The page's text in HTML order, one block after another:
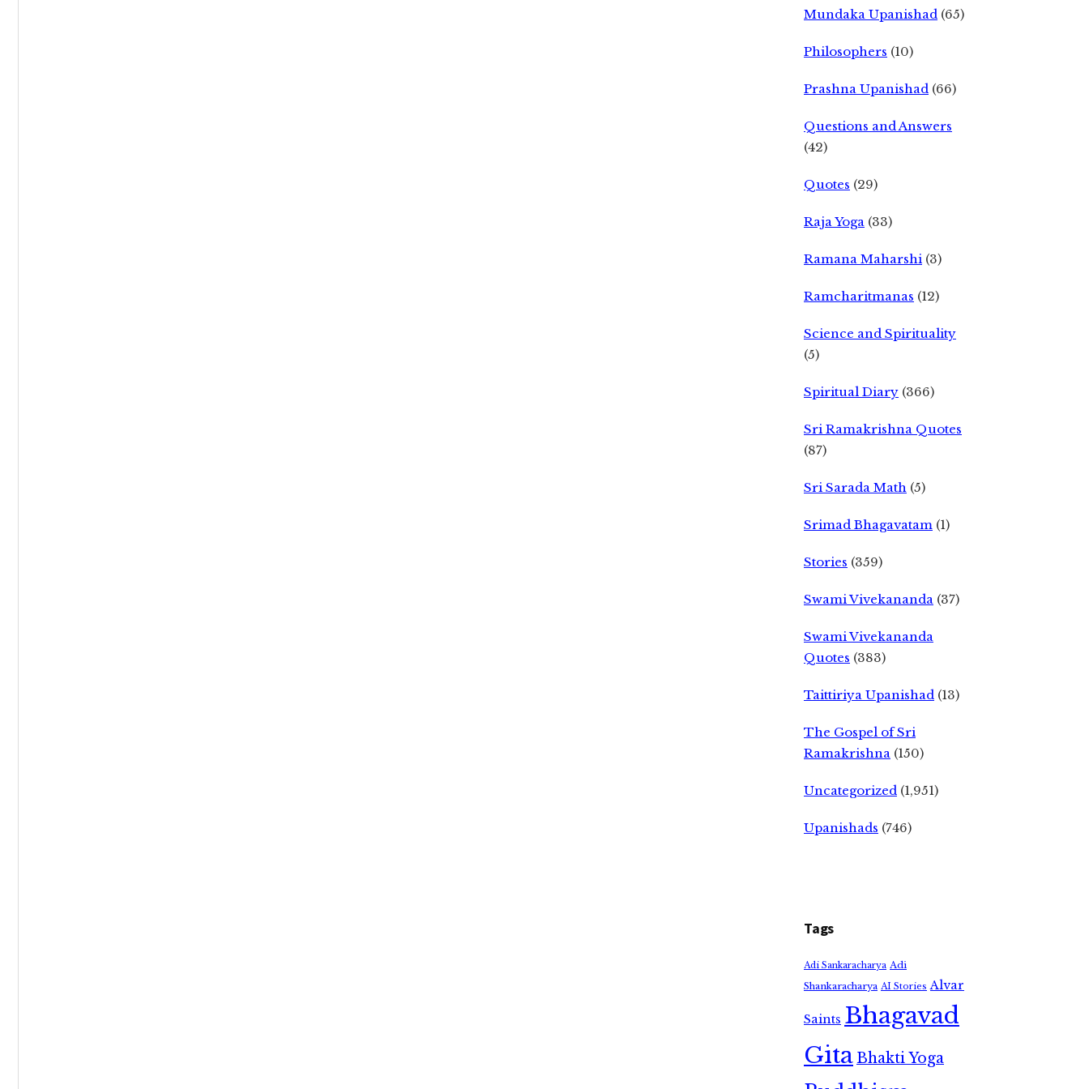
Mundaka Upanishad (65)
Philosophers (10)
Prashna Upanishad (66)
Questions and Answers
(42)
Quotes (29)
Raja Yoga (33)
Ramana Maharshi (3)
Ramcharitmanas (12)
Science and Spirituality
(5)
Spiritual Diary (366)
Sri Ramakrishna Quotes
(87)
Sri Sarada Math (5)
Srimad Bhagavatam (1)
Stories (359)
Swami Vivekananda (37)
Swami Vivekananda
Quotes (383)
Taittiriya Upanishad (13)
The Gospel of Sri
Ramakrishna (150)
Uncategorized (1,951)
Upanishads (746)
Tags
Adi Sankaracharya Adi
Shankaracharya AI Stories Alvar
Saints Bhagavad
GitaBhakti Yoga